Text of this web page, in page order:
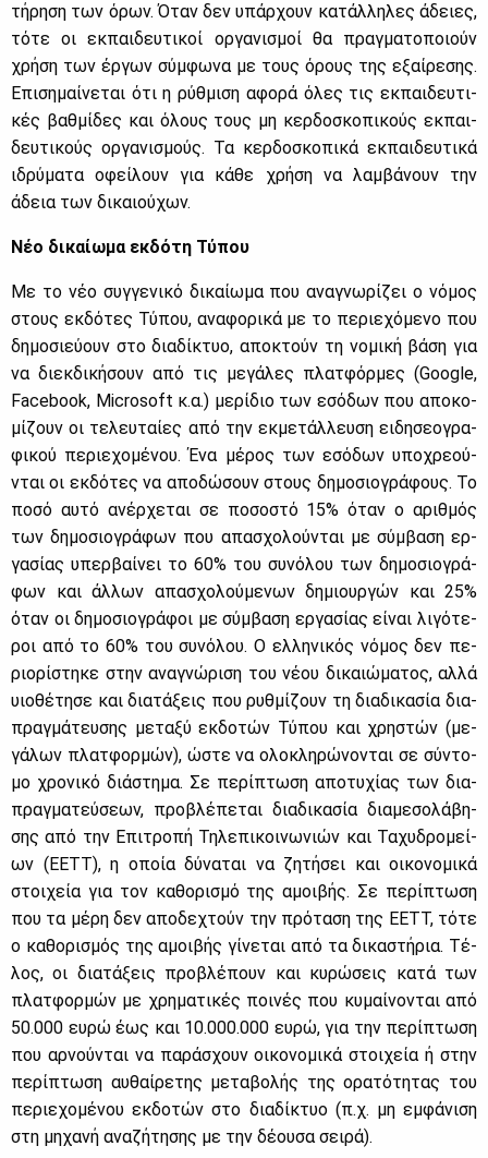
τή­ρη­ση των όρων. Όταν δεν υπάρ­χουν κα­τάλ­λη­λες άδειες,
τό­τε οι εκ­παι­δευ­τι­κοί ορ­γα­νι­σμοί θα πραγ­μα­το­ποιούν
χρή­ση των έρ­γων σύμ­φω­να με τους όρους της εξαί­ρε­σης.
Επι­ση­μαί­νε­ται ότι η ρύθ­μι­ση αφο­ρά όλες τις εκ­παι­δευ­τι­
κές βαθ­μί­δες και όλους τους μη κερ­δο­σκο­πι­κούς εκ­παι­
δευ­τι­κούς ορ­γα­νι­σμούς. Τα κερ­δο­σκο­πι­κά εκ­παι­δευ­τι­κά
ιδρύ­μα­τα οφεί­λουν για κά­θε χρή­ση να λαμ­βά­νουν την
άδεια των δι­καιού­χων.
Νέο δι­καί­ω­μα εκ­δό­τη Τύ­που
Με το νέο συγ­γε­νι­κό δι­καί­ω­μα που ανα­γνω­ρί­ζει ο νό­μος
στους εκ­δό­τες Τύ­που, ανα­φο­ρι­κά με το πε­ριε­χό­με­νο που
δη­μο­σιεύ­ουν στο δια­δί­κτυο, απο­κτούν τη νο­μι­κή βά­ση για
να διεκ­δι­κή­σουν από τις με­γά­λες πλατ­φόρ­μες (Google,
Facebook, Microsoft κ.α.) με­ρί­διο των εσό­δων που απο­κο­
μί­ζουν οι τε­λευ­ταί­ες από την εκ­με­τάλ­λευ­ση ει­δη­σε­ο­γρα­
φι­κού πε­ριε­χο­μέ­νου. Ένα μέ­ρος των εσό­δων υπο­χρε­ού­
νται οι εκ­δό­τες να απο­δώ­σουν στους δη­μο­σιο­γρά­φους. Το
πο­σό αυ­τό ανέρ­χε­ται σε πο­σο­στό 15% όταν ο αριθ­μός
των δη­μο­σιο­γρά­φων που απα­σχο­λού­νται με σύμ­βα­ση ερ­
γα­σί­ας υπερ­βαί­νει το 60% του συ­νό­λου των δη­μο­σιο­γρά­
φων και άλ­λων απα­σχο­λού­με­νων δη­μιουρ­γών και 25%
όταν οι δη­μο­σιο­γρά­φοι με σύμ­βα­ση ερ­γα­σί­ας εί­ναι λι­γό­τε­
ροι από το 60% του συ­νό­λου. Ο ελ­λη­νι­κός νό­μος δεν πε­
ριο­ρί­στη­κε στην ανα­γνώ­ρι­ση του νέ­ου δι­καιώ­μα­τος, αλ­λά
υιο­θέ­τη­σε και δια­τά­ξεις που ρυθ­μί­ζουν τη δια­δι­κα­σία δια­
πραγ­μά­τευ­σης με­τα­ξύ εκ­δο­τών Τύ­που και χρη­στών (με­
γά­λων πλατ­φορ­μών), ώστε να ολο­κλη­ρώ­νο­νται σε σύ­ντο­
μο χρο­νι­κό διά­στη­μα. Σε πε­ρί­πτω­ση απο­τυ­χί­ας των δια­
πραγ­μα­τεύ­σε­ων, προ­βλέ­πε­ται δια­δι­κα­σία δια­με­σο­λά­βη­
σης από την Επι­τρο­πή Τη­λε­πι­κοι­νω­νιών και Τα­χυ­δρο­μεί­
ων (ΕΕΤΤ), η οποία δύ­να­ται να ζη­τή­σει και οι­κο­νο­μι­κά
στοι­χεία για τον κα­θο­ρι­σμό της αμοι­βής. Σε πε­ρί­πτω­ση
που τα μέ­ρη δεν απο­δε­χτούν την πρό­τα­ση της ΕΕΤΤ, τό­τε
ο κα­θο­ρι­σμός της αμοι­βής γί­νε­ται από τα δι­κα­στή­ρια. Τέ­
λος, οι δια­τά­ξεις προ­βλέ­πουν και κυ­ρώ­σεις κα­τά των
πλατ­φορ­μών με χρη­μα­τι­κές ποι­νές που κυ­μαί­νο­νται από
50.000 ευ­ρώ έως και 10.000.000 ευ­ρώ, για την πε­ρί­πτω­ση
που αρ­νού­νται να πα­ρά­σχουν οι­κο­νο­μι­κά στοι­χεία ή στην
πε­ρί­πτω­ση αυ­θαί­ρε­της με­τα­βο­λής της ορα­τό­τη­τας του
πε­ριε­χο­μέ­νου εκ­δο­τών στο δια­δί­κτυο (π.χ. μη εμ­φά­νι­ση
στη μη­χα­νή ανα­ζή­τη­σης με την δέ­ου­σα σει­ρά).